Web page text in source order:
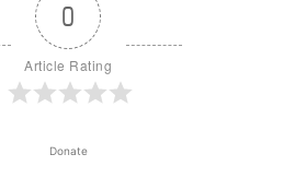
0
Article Rating
Donate